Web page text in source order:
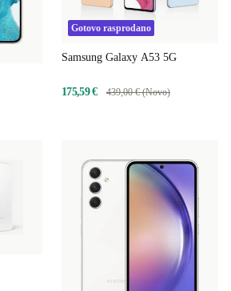
Gotovo rasprodano
Samsung Galaxy A53 5G
175,59 € 439,00 € (Novo)